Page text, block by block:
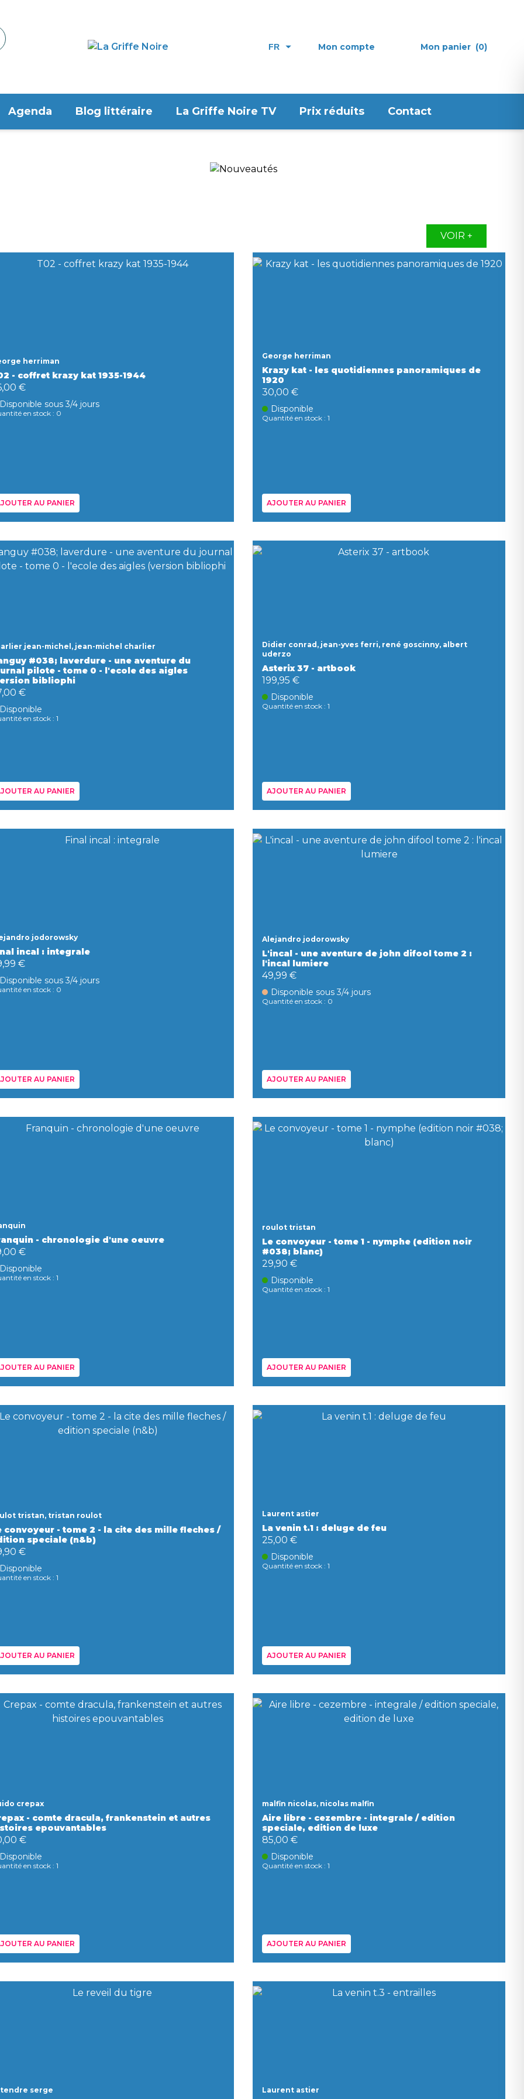
FR Mon compte Mon panier (0)
Agenda Blog littéraire La Griffe Noire TV Prix réduits Contact
VOIR +
herriman
- coffret krazy kat 1935-1944
€
Disponible sous 3/4 jours
en stock : 0
AU PANIER
George herriman
Krazy kat - les quotidiennes panoramiques de
1920
30,00 €
Disponible
Quantité en stock : 1
AJOUTER AU PANIER
jean-michel, jean-michel charlier
#038; laverdure - une aventure du
pilote - tome 0 - l'ecole des aigles
bibliophi
€
Disponible
en stock : 1
AU PANIER
Didier conrad, jean-yves ferri, rené goscinny, albert
uderzo
Asterix 37 - artbook
199,95 €
Disponible
Quantité en stock : 1
AJOUTER AU PANIER
jodorowsky
incal : integrale
€
Disponible sous 3/4 jours
en stock : 0
AU PANIER
Alejandro jodorowsky
L'incal - une aventure de john difool tome 2 :
l'incal lumiere
49,99 €
Disponible sous 3/4 jours
Quantité en stock : 0
AJOUTER AU PANIER
- chronologie d'une oeuvre
€
Disponible
en stock : 1
AU PANIER
roulot tristan
Le convoyeur - tome 1 - nymphe (edition noir
#038; blanc)
29,90 €
Disponible
Quantité en stock : 1
AJOUTER AU PANIER
tristan, tristan roulot
convoyeur - tome 2 - la cite des mille fleches /
speciale (n&b)
€
Disponible
en stock : 1
AU PANIER
Laurent astier
La venin t.1 : deluge de feu
25,00 €
Disponible
Quantité en stock : 1
AJOUTER AU PANIER
crepax
- comte dracula, frankenstein et autres
epouvantables
€
Disponible
en stock : 1
AU PANIER
malfin nicolas, nicolas malfin
Aire libre - cezembre - integrale / edition
speciale, edition de luxe
85,00 €
Disponible
Quantité en stock : 1
AJOUTER AU PANIER
serge Laurent astier